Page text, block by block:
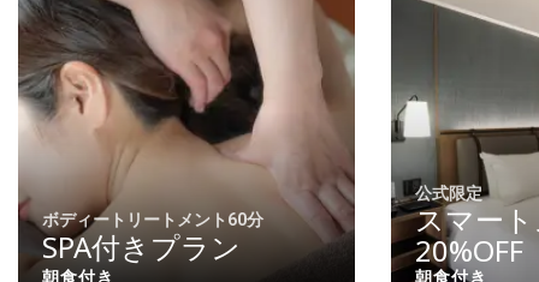
ボディートリートメント60分
SPA付きプラン
朝食付き
公式限定
スマー
20%OFF
朝食付き